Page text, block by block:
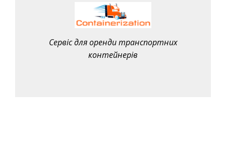
Сервіс для оренди транспортних
контейнерів